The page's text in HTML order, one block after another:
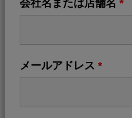
会社名または店舗名 *
メールアドレス *